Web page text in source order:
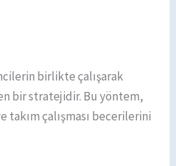
birlikte çalışarak
bir stratejidir. Bu yöntem,
takım çalışması becerilerini